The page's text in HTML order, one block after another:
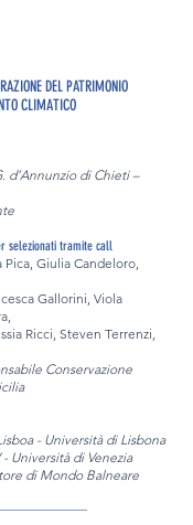
DEL PATRIMONIO
CLIMATICO
d’Annunzio di Chieti –
selezionati tramite call
Pica, Giulia Candeloro,
Gallorini, Viola
Ricci, Steven Terrenzi,
Conservazione
- Università di Lisbona
- Università di Venezia
di Mondo Balneare